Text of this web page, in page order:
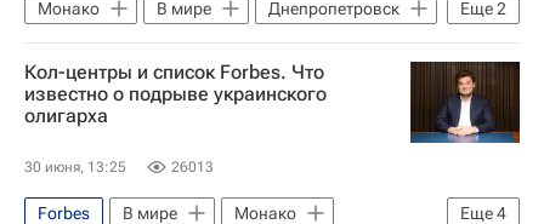
Еще2
Монако В мире
Днепропетровск
Вадим Ермолаев
Теракт в Монако
Кол-центры и список Forbes. Что
известно о подрыве украинского
олигарха
30 июня, 13:25 26013
Еще4
Forbes В мире
Монако